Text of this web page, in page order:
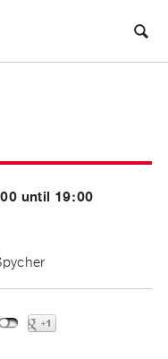
until 19:00